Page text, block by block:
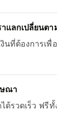
แลกเปลี่ยนตา
นที่ต้องการเพื่
ณา
ด้รวดเร็ว ฟ